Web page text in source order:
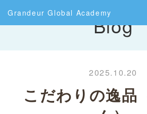
Grandeur Global AcademyBlog
2025.10.20
こだわりの逸品